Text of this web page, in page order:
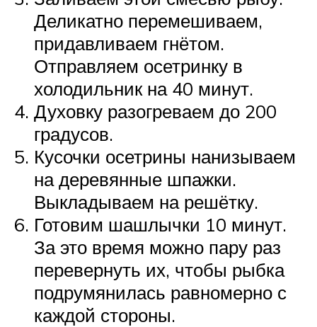
Деликатно перемешиваем,
придавливаем гнётом.
Отправляем осетринку в
холодильник на 40 минут.
Духовку разогреваем до 200
градусов.
Кусочки осетрины нанизываем
на деревянные шпажки.
Выкладываем на решётку.
Готовим шашлычки 10 минут.
За это время можно пару раз
перевернуть их, чтобы рыбка
подрумянилась равномерно с
каждой стороны.